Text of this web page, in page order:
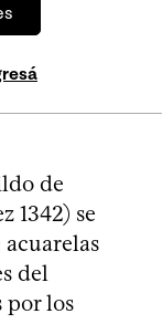
de
1342) se
del
por los